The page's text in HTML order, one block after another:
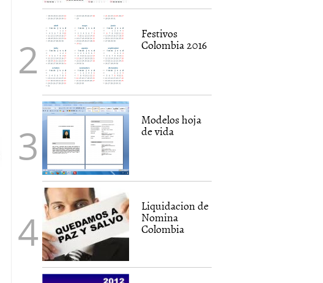
Festivos
Colombia 2016
Modelos hoja
de vida
Liquidacion de
Nomina
Colombia